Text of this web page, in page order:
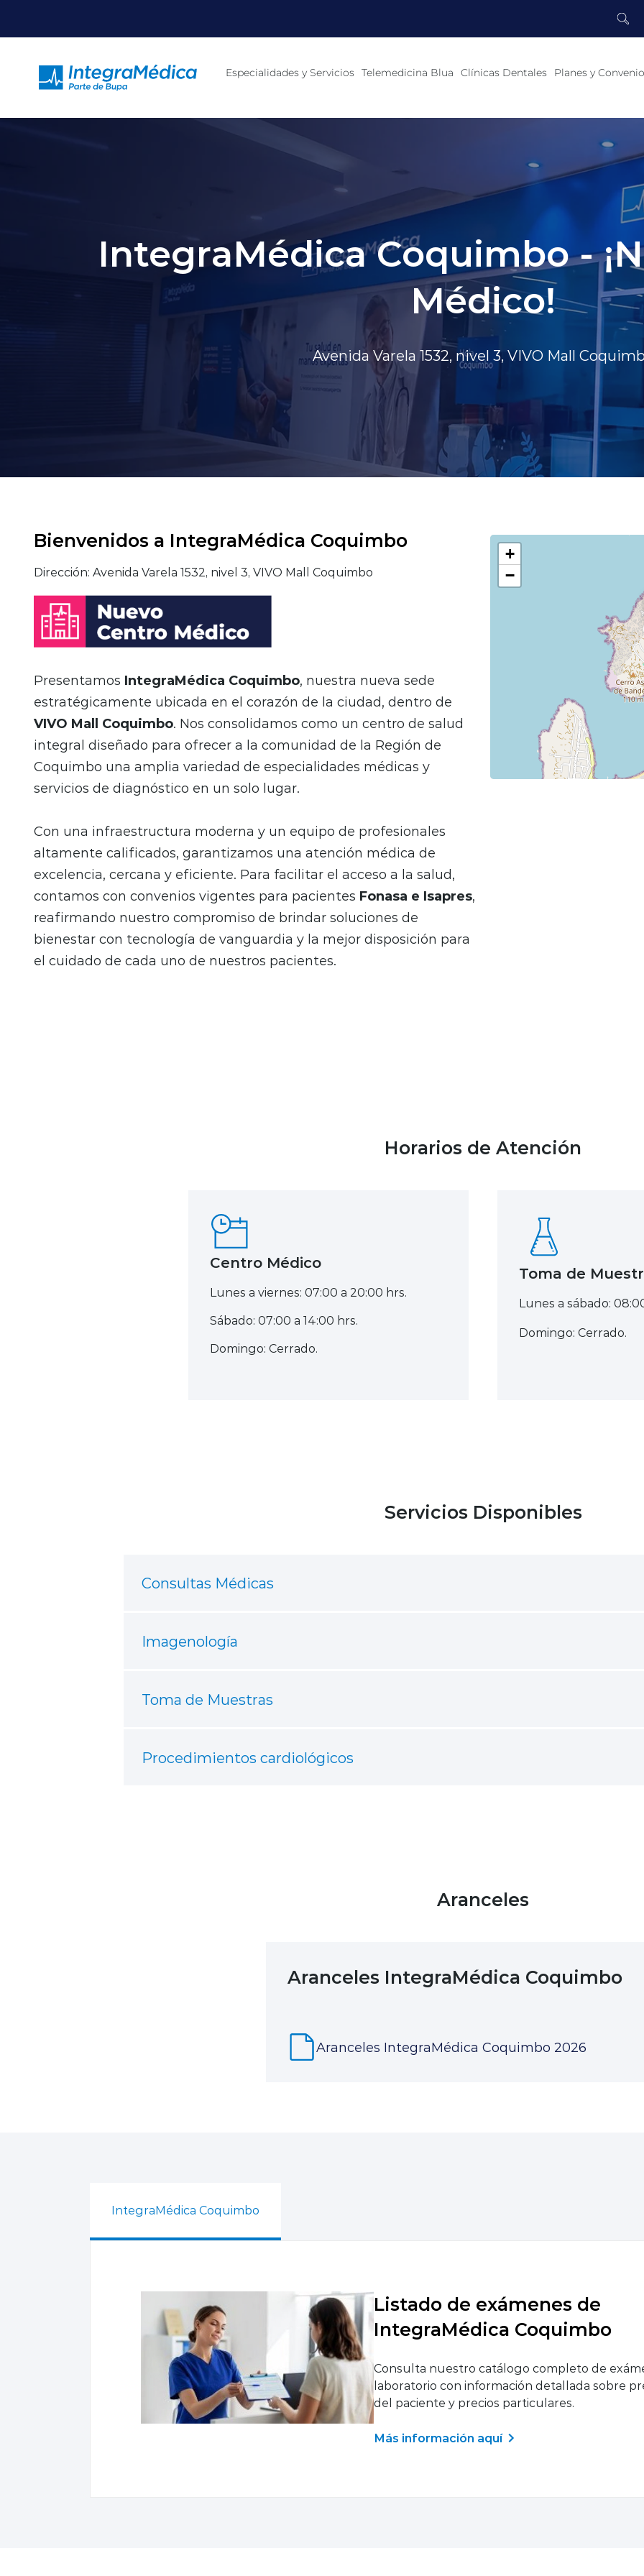
Especialidades y Servicios Telemedicina Blua Clínicas Dentales Planes y
IntegraMédica Coquimbo -
Médico!
Avenida Varela 1532, nivel 3, VIVO Mall
Bienvenidos a IntegraMédica Coquimbo
Dirección: Avenida Varela 1532, nivel 3, VIVO Mall Coquimbo
Presentamos IntegraMédica Coquimbo, nuestra nueva sede
estratégicamente ubicada en el corazón de la ciudad, dentro de
VIVO Mall Coquimbo. Nos consolidamos como un centro de salud
integral diseñado para ofrecer a la comunidad de la Región de
Coquimbo una amplia variedad de especialidades médicas y
servicios de diagnóstico en un solo lugar.
Con una infraestructura moderna y un equipo de profesionales
altamente calificados, garantizamos una atención médica de
excelencia, cercana y eficiente. Para facilitar el acceso a la salud,
contamos con convenios vigentes para pacientes Fonasa e Isapres,
reafirmando nuestro compromiso de brindar soluciones de
bienestar con tecnología de vanguardia y la mejor disposición para
el cuidado de cada uno de nuestros pacientes.
+
−
Horarios de Atención
Centro Médico
Lunes a viernes: 07:00 a 20:00 hrs.
Sábado: 07:00 a 14:00 hrs.
Domingo: Cerrado.
Toma de
Lunes a sábado:
Domingo: Cerrado.
Servicios Disponibles
Consultas Médicas
Imagenología
Toma de Muestras
Procedimientos cardiológicos
Aranceles
Aranceles IntegraMédica Coquimbo
Aranceles IntegraMédica Coquimbo 2026
IntegraMédica Coquimbo
Listado de exámenes de
IntegraMédica Coquimbo
Consulta nuestro catálogo completo de
laboratorio con información detallada sobre
del paciente y precios particulares.
Más información aquí